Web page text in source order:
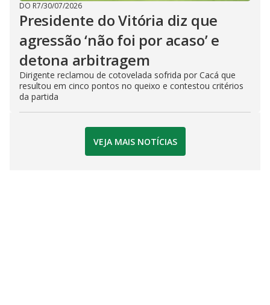
DO R7/30/07/2026
Presidente do Vitória diz que
agressão ‘não foi por acaso’ e
detona arbitragem
Dirigente reclamou de cotovelada sofrida por Cacá que
resultou em cinco pontos no queixo e contestou critérios
da partida
VEJA MAIS NOTÍCIAS